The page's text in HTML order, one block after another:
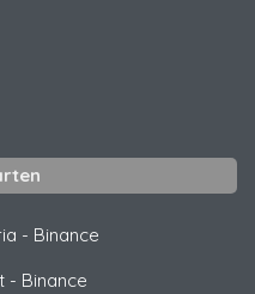
- Binance
- Binance